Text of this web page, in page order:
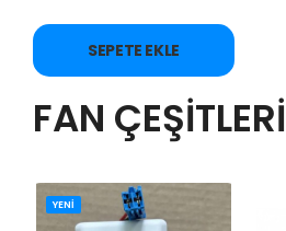
SEPETE EKLE
FAN ÇEŞİTLERİ
YENİ